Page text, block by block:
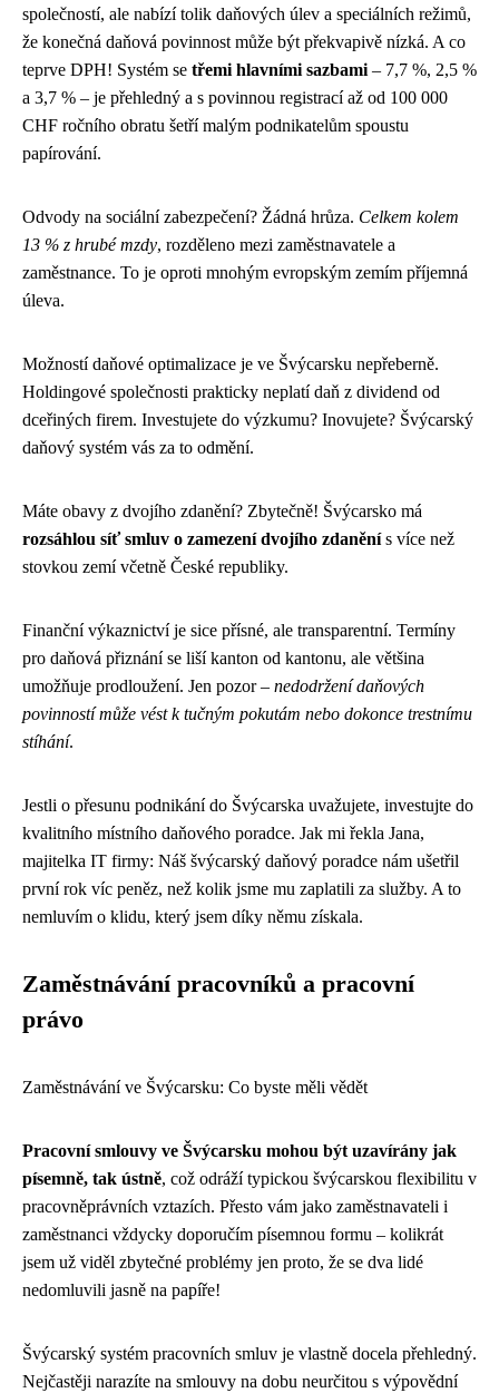
společností, ale nabízí tolik daňových úlev a speciálních režimů,
že konečná daňová povinnost může být překvapivě nízká. A co
teprve DPH! Systém se třemi hlavními sazbami – 7,7 %, 2,5 %
a 3,7 % – je přehledný a s povinnou registrací až od 100 000
CHF ročního obratu šetří malým podnikatelům spoustu
papírování.
Odvody na sociální zabezpečení? Žádná hrůza. Celkem kolem
13 % z hrubé mzdy, rozděleno mezi zaměstnavatele a
zaměstnance. To je oproti mnohým evropským zemím příjemná
úleva.
Možností daňové optimalizace je ve Švýcarsku nepřeberně.
Holdingové společnosti prakticky neplatí daň z dividend od
dceřiných firem. Investujete do výzkumu? Inovujete? Švýcarský
daňový systém vás za to odmění.
Máte obavy z dvojího zdanění? Zbytečně! Švýcarsko má
rozsáhlou síť smluv o zamezení dvojího zdaněnís více než
stovkou zemí včetně České republiky.
Finanční výkaznictví je sice přísné, ale transparentní. Termíny
pro daňová přiznání se liší kanton od kantonu, ale většina
umožňuje prodloužení. Jen pozor – nedodržení daňových
povinností může vést k tučným pokutám nebo dokonce trestnímu
stíhání.
Jestli o přesunu podnikání do Švýcarska uvažujete, investujte do
kvalitního místního daňového poradce. Jak mi řekla Jana,
majitelka IT firmy: Náš švýcarský daňový poradce nám ušetřil
první rok víc peněz, než kolik jsme mu zaplatili za služby. A to
nemluvím o klidu, který jsem díky němu získala.
Zaměstnávání pracovníků a pracovní
právo
Zaměstnávání ve Švýcarsku: Co byste měli vědět
Pracovní smlouvy ve Švýcarsku mohou být uzavírány jak
písemně, tak ústně, což odráží typickou švýcarskou flexibilitu v
pracovněprávních vztazích. Přesto vám jako zaměstnavateli i
zaměstnanci vždycky doporučím písemnou formu – kolikrát
jsem už viděl zbytečné problémy jen proto, že se dva lidé
nedomluvili jasně na papíře!
Švýcarský systém pracovních smluv je vlastně docela přehledný.
Nejčastěji narazíte na smlouvy na dobu neurčitou s výpovědní